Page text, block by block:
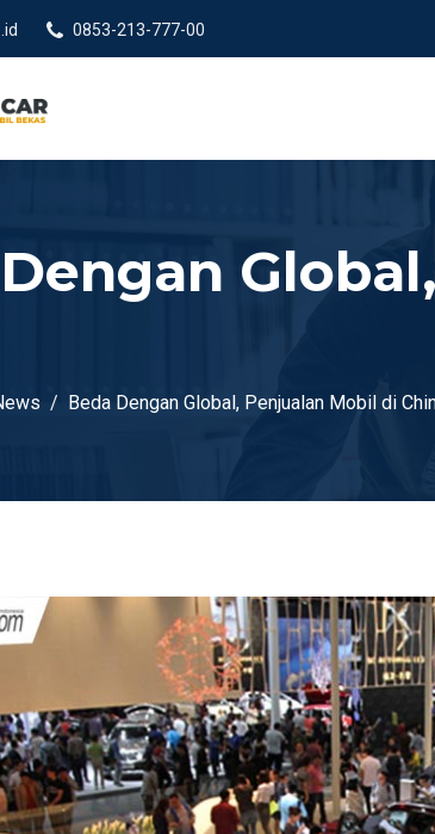
0853-213-777-00
Beda Dengan Global, Penjualan Mobil di